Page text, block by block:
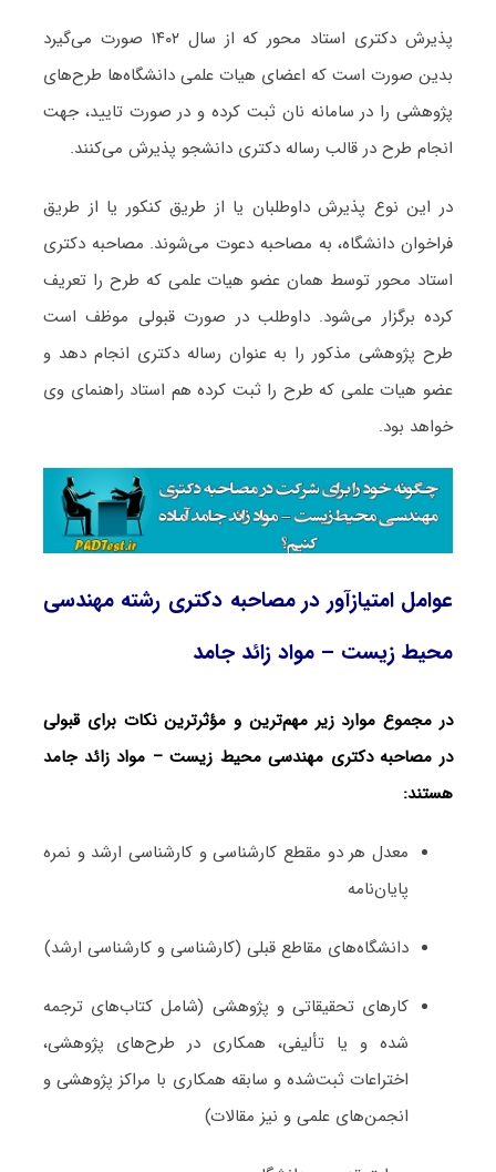
پذیرش دکتری استاد محور که از سال ۱۴۰۲ صورت می‌گیرد
بدین صورت است که اعضای هیات علمی دانشگاه‌ها طرح‌های
پژوهشی را در سامانه نان ثبت کرده و در صورت تایید، جهت
انجام طرح در قالب رساله دکتری دانشجو پذیرش می‌کنند.
در این نوع پذیرش داوطلبان یا از طریق کنکور یا از طریق
فراخوان دانشگاه، به مصاحبه دعوت می‌شوند. مصاحبه دکتری
استاد محور توسط همان عضو هیات علمی که طرح را تعریف
کرده برگزار می‌شود. داوطلب در صورت قبولی موظف است
طرح پژوهشی مذکور را به عنوان رساله دکتری انجام دهد و
عضو هیات علمی که طرح را ثبت کرده هم استاد راهنمای وی
خواهد بود.
عوامل امتیازآور در مصاحبه دکتری رشته مهندسی
محیط‌ زیست – مواد زائد جامد
در مجموع موارد زیر مهم‌ترین و مؤثرترین نکات برای قبولی
در مصاحبه دکتری مهندسی محیط‌ زیست – مواد زائد جامد
هستند:
معدل هر دو مقطع کارشناسی و کارشناسی ارشد و نمره
پایان‌نامه
دانشگاه‌های مقاطع قبلی (کارشناسی و کارشناسی ارشد)
کارهای تحقیقاتی و پژوهشی (شامل کتاب‌های ترجمه­‌
شده و یا تألیفی، همکاری در طرح‌های پژوهشی،
اختراعات ثبت‌­شده و سابقه همکاری با مراکز پژوهشی و
انجمن‌های علمی و نیز مقالات)